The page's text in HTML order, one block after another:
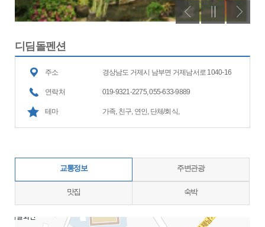
디딤돌펜션
주소 경상남도 거제시 남부면 거제남서로 1040-16
연락처 019-9321-2275, 055-633-9889
테마 가족, 친구, 연인, 단체/회식,
교통정보 주변관광
맛집 숙박
지도삽입 (가로100%)